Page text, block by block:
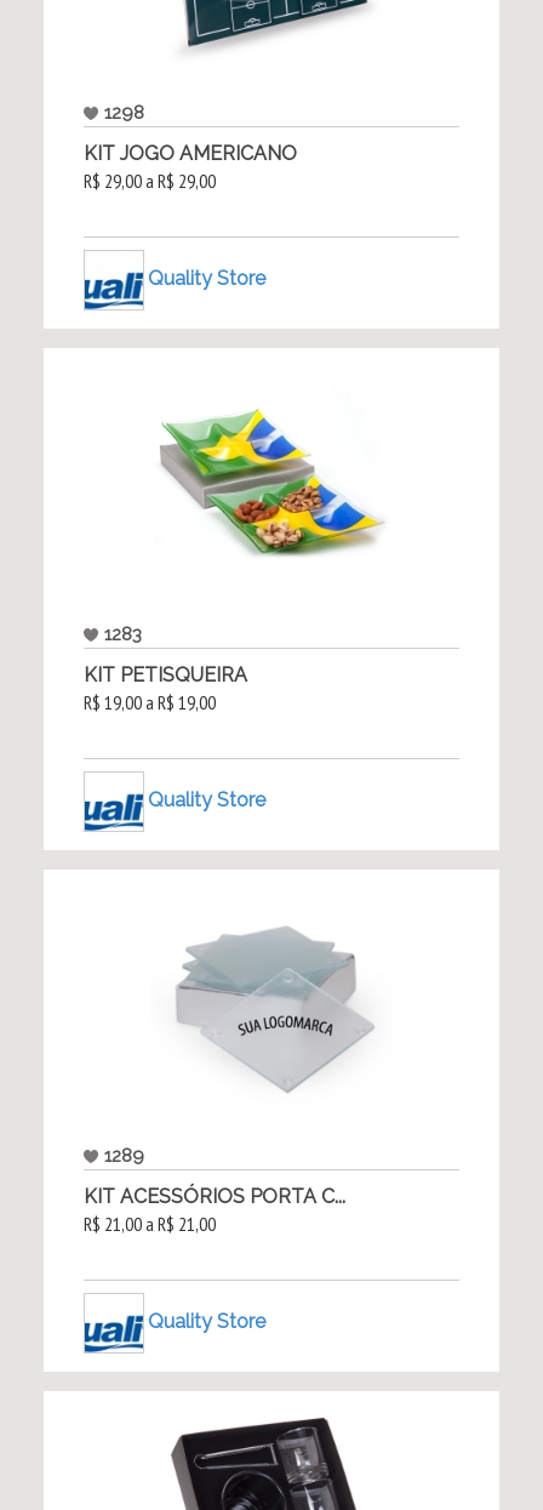
1298
KIT JOGO AMERICANO
R$ 29,00 a R$ 29,00
Quality Store
1283
KIT PETISQUEIRA
R$ 19,00 a R$ 19,00
Quality Store
1289
KIT ACESSÓRIOS PORTA C...
R$ 21,00 a R$ 21,00
Quality Store